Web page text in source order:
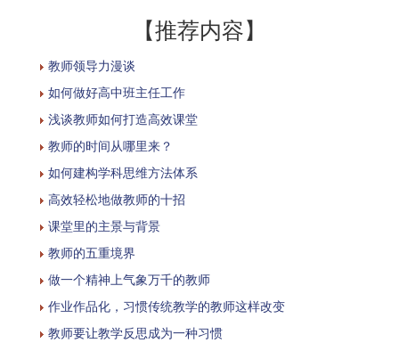
【推荐内容】
教师领导力漫谈
如何做好高中班主任工作
浅谈教师如何打造高效课堂
教师的时间从哪里来？
如何建构学科思维方法体系
高效轻松地做教师的十招
课堂里的主景与背景
教师的五重境界
做一个精神上气象万千的教师
作业作品化，习惯传统教学的教师这样改变
教师要让教学反思成为一种习惯